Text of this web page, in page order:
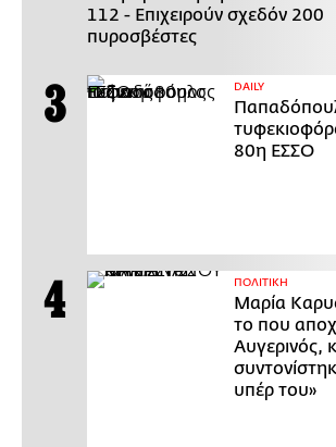
112 - Επιχειρούν σχεδόν 200
πυροσβέστες
DAILY
80η ΕΣΣΟ
ΠΟΛΙΤΙΚΗ
Μαρία
το που
Αυγερινός,
υπέρ του»